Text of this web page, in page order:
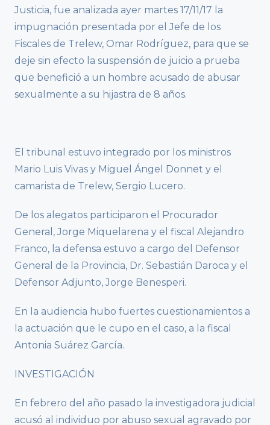
Justicia, fue analizada ayer martes 17/11/17 la
impugnación presentada por el Jefe de los
Fiscales de Trelew, Omar Rodríguez, para que se
deje sin efecto la suspensión de juicio a prueba
que benefició a un hombre acusado de abusar
sexualmente a su hijastra de 8 años.
El tribunal estuvo integrado por los ministros
Mario Luis Vivas y Miguel Ángel Donnet y el
camarista de Trelew, Sergio Lucero.
De los alegatos participaron el Procurador
General, Jorge Miquelarena y el fiscal Alejandro
Franco, la defensa estuvo a cargo del Defensor
General de la Provincia, Dr. Sebastián Daroca y el
Defensor Adjunto, Jorge Benesperi.
En la audiencia hubo fuertes cuestionamientos a
la actuación que le cupo en el caso, a la fiscal
Antonia Suárez García.
INVESTIGACIÓN
En febrero del año pasado la investigadora judicial
acusó al individuo por abuso sexual agravado por